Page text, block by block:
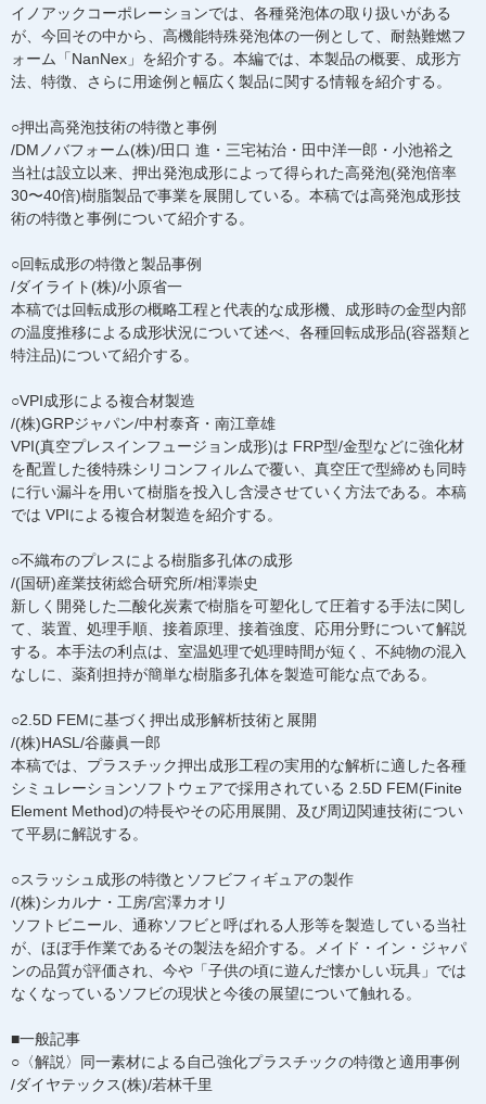
イノアックコーポレーションでは、各種発泡体の取り扱いがある
が、今回その中から、高機能特殊発泡体の一例として、耐熱難燃フ
ォーム「NanNex」を紹介する。本編では、本製品の概要、成形方
法、特徴、さらに用途例と幅広く製品に関する情報を紹介する。
○押出高発泡技術の特徴と事例
/DMノバフォーム(株)/田口 進・三宅祐治・田中洋一郎・小池裕之
当社は設立以来、押出発泡成形によって得られた高発泡(発泡倍率
30〜40倍)樹脂製品で事業を展開している。本稿では高発泡成形技
術の特徴と事例について紹介する。
○回転成形の特徴と製品事例
/ダイライト(株)/小原省一
本稿では回転成形の概略工程と代表的な成形機、成形時の金型内部
の温度推移による成形状況について述べ、各種回転成形品(容器類と
特注品)について紹介する。
○VPI成形による複合材製造
/(株)GRPジャパン/中村泰斉・南江章雄
VPI(真空プレスインフュージョン成形)は FRP型/金型などに強化材
を配置した後特殊シリコンフィルムで覆い、真空圧で型締めも同時
に行い漏斗を用いて樹脂を投入し含浸させていく方法である。本稿
では VPIによる複合材製造を紹介する。
○不織布のプレスによる樹脂多孔体の成形
/(国研)産業技術総合研究所/相澤崇史
新しく開発した二酸化炭素で樹脂を可塑化して圧着する手法に関し
て、装置、処理手順、接着原理、接着強度、応用分野について解説
する。本手法の利点は、室温処理で処理時間が短く、不純物の混入
なしに、薬剤担持が簡単な樹脂多孔体を製造可能な点である。
○2.5D FEMに基づく押出成形解析技術と展開
/(株)HASL/谷藤眞一郎
本稿では、プラスチック押出成形工程の実用的な解析に適した各種
シミュレーションソフトウェアで採用されている 2.5D FEM(Finite
Element Method)の特長やその応用展開、及び周辺関連技術につい
て平易に解説する。
○スラッシュ成形の特徴とソフビフィギュアの製作
/(株)シカルナ・工房/宮澤カオリ
ソフトビニール、通称ソフビと呼ばれる人形等を製造している当社
が、ほぼ手作業であるその製法を紹介する。メイド・イン・ジャパ
ンの品質が評価され、今や「子供の頃に遊んだ懐かしい玩具」では
なくなっているソフビの現状と今後の展望について触れる。
■一般記事
○〈解説〉同一素材による自己強化プラスチックの特徴と適用事例
/ダイヤテックス(株)/若林千里